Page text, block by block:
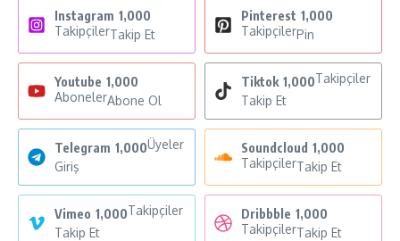
Instagram 1,000
TakipçilerTakip Et
Pinterest 1,000
TakipçilerPin
Youtube 1,000
AbonelerAbone Ol
Tiktok 1,000Takipçiler
Takip Et
Telegram 1,000Üyeler
Giriş
Soundcloud 1,000
TakipçilerTakip Et
Vimeo 1,000Takipçiler
Takip Et
Dribbble 1,000
TakipçilerTakip Et